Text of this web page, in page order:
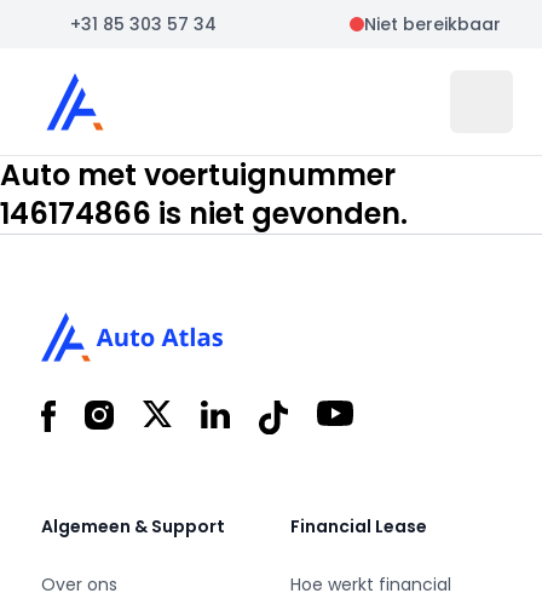
+31 85 303 57 34 Niet bereikbaar
Auto Atlas
Auto met voertuignummer
146174866 is niet gevonden.
FacebookInstagram
X LinkedInTiktok YouTube
Algemeen & Support
Over ons
Financial Lease
Hoe werkt financial